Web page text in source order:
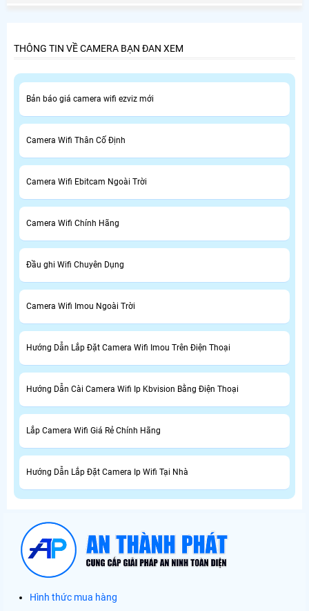
THÔNG TIN VỀ CAMERA BẠN ĐAN XEM
Bản báo giá camera wifi ezviz mới
Camera Wifi Thân Cố Định
Camera Wifi Ebitcam Ngoài Trời
Camera Wifi Chính Hãng
Đầu ghi Wifi Chuyên Dụng
Camera Wifi Imou Ngoài Trời
Hướng Dẫn Lắp Đặt Camera Wifi Imou Trên Điện Thoại
Hướng Dẫn Cài Camera Wifi Ip Kbvision Bằng Điện Thoại
Lắp Camera Wifi Giá Rẻ Chính Hãng
Hướng Dẫn Lắp Đặt Camera Ip Wifi Tại Nhà
Hình thức mua hàng